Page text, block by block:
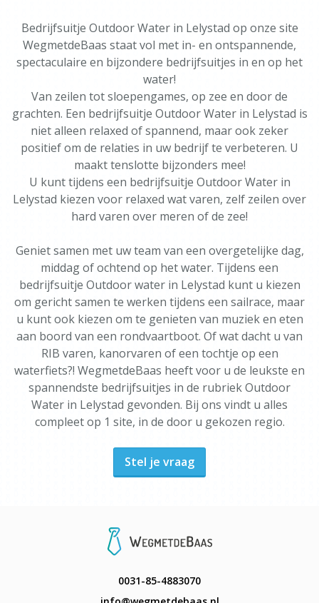
Bedrijfsuitje Outdoor Water in Lelystad op onze site
WegmetdeBaas staat vol met in- en ontspannende,
spectaculaire en bijzondere bedrijfsuitjes in en op het
water!
Van zeilen tot sloepengames, op zee en door de
grachten. Een bedrijfsuitje Outdoor Water in Lelystad is
niet alleen relaxed of spannend, maar ook zeker
positief om de relaties in uw bedrijf te verbeteren. U
maakt tenslotte bijzonders mee!
U kunt tijdens een bedrijfsuitje Outdoor Water in
Lelystad kiezen voor relaxed wat varen, zelf zeilen over
hard varen over meren of de zee!
Geniet samen met uw team van een overgetelijke dag,
middag of ochtend op het water. Tijdens een
bedrijfsuitje Outdoor water in Lelystad kunt u kiezen
om gericht samen te werken tijdens een sailrace, maar
u kunt ook kiezen om te genieten van muziek en eten
aan boord van een rondvaartboot. Of wat dacht u van
RIB varen, kanorvaren of een tochtje op een
waterfiets?! WegmetdeBaas heeft voor u de leukste en
spannendste bedrijfsuitjes in de rubriek Outdoor
Water in Lelystad gevonden. Bij ons vindt u alles
compleet op 1 site, in de door u gekozen regio.
Stel je vraag
0031-85-4883070